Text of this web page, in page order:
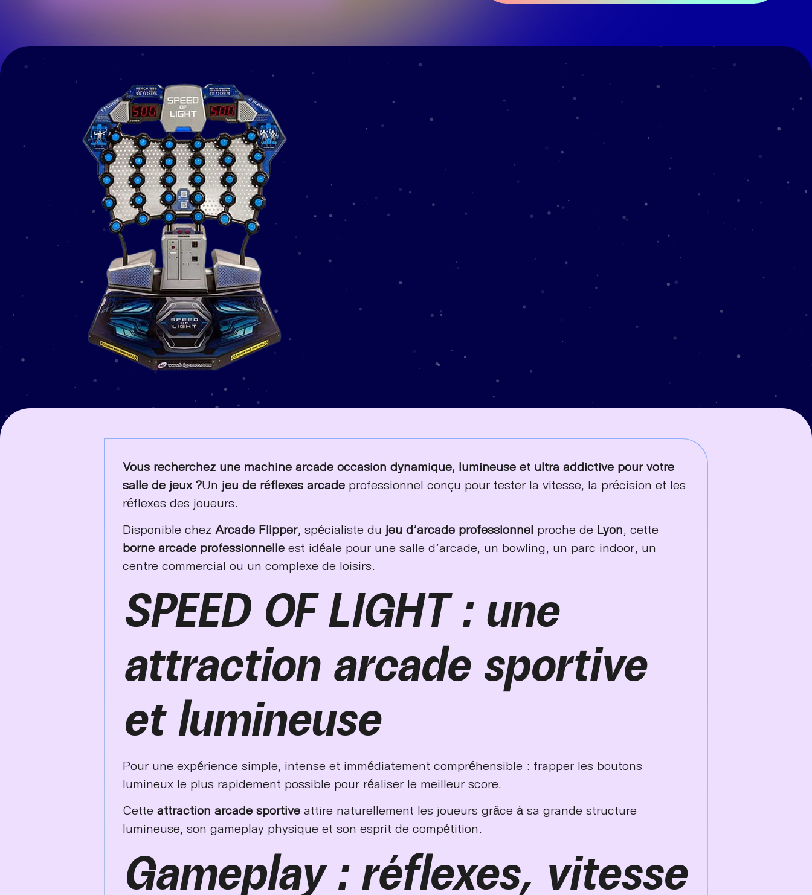
Vous recherchez une machine arcade occasion dynamique, lumineuse et ultra addictive pour votre
salle de jeux ?Un jeu de réflexes arcade professionnel conçu pour tester la vitesse, la précision et les
réflexes des joueurs.
Disponible chez Arcade Flipper, spécialiste du jeu d’arcade professionnel proche de Lyon, cette
borne arcade professionnelle est idéale pour une salle d’arcade, un bowling, un parc indoor, un
centre commercial ou un complexe de loisirs.
SPEED OF LIGHT : une
attraction arcade sportive
et lumineuse
Pour une expérience simple, intense et immédiatement compréhensible : frapper les boutons
lumineux le plus rapidement possible pour réaliser le meilleur score.
Cette attraction arcade sportive attire naturellement les joueurs grâce à sa grande structure
lumineuse, son gameplay physique et son esprit de compétition.
Gameplay : réflexes, vitesse